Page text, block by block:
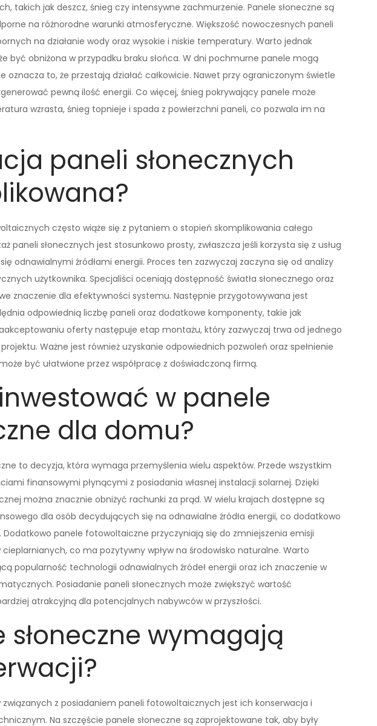
takich jak deszcz, śnieg czy intensywne zachmurzenie. Panele słoneczne są
na różnorodne warunki atmosferyczne. Większość nowoczesnych paneli
na działanie wody oraz wysokie i niskie temperatury. Warto jednak
być obniżona w przypadku braku słońca. W dni pochmurne panele mogą
oznacza to, że przestają działać całkowicie. Nawet przy ograniczonym świetle
pewną ilość energii. Co więcej, śnieg pokrywający panele może
wzrasta, śnieg topnieje i spada z powierzchni paneli, co pozwala im na
paneli słonecznych
często wiąże się z pytaniem o stopień skomplikowania całego
paneli słonecznych jest stosunkowo prosty, zwłaszcza jeśli korzysta się z usług
odnawialnymi źródłami energii. Proces ten zazwyczaj zaczyna się od analizy
użytkownika. Specjaliści oceniają dostępność światła słonecznego oraz
znaczenie dla efektywności systemu. Następnie przygotowywana jest
odpowiednią liczbę paneli oraz dodatkowe komponenty, takie jak
oferty następuje etap montażu, który zazwyczaj trwa od jednego
Ważne jest również uzyskanie odpowiednich pozwoleń oraz spełnienie
być ułatwione przez współpracę z doświadczoną firmą.
w panele
dla domu?
to decyzja, która wymaga przemyślenia wielu aspektów. Przede wszystkim
finansowymi płynącymi z posiadania własnej instalacji solarnej. Dzięki
można znacznie obniżyć rachunki za prąd. W wielu krajach dostępne są
dla osób decydujących się na odnawialne źródła energii, co dodatkowo
Dodatkowo panele fotowoltaiczne przyczyniają się do zmniejszenia emisji
co ma pozytywny wpływ na środowisko naturalne. Warto
popularność technologii odnawialnych źródeł energii oraz ich znaczenie w
Posiadanie paneli słonecznych może zwiększyć wartość
atrakcyjną dla potencjalnych nabywców w przyszłości.
słoneczne wymagają
z posiadaniem paneli fotowoltaicznych jest ich konserwacja i
Na szczęście panele słoneczne są zaprojektowane tak, aby były